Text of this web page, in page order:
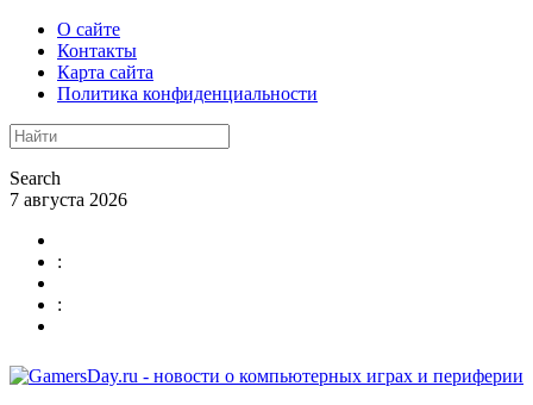
О сайте
Контакты
Карта сайта
Политика конфиденциальности
Search
7 августа 2026
:
: